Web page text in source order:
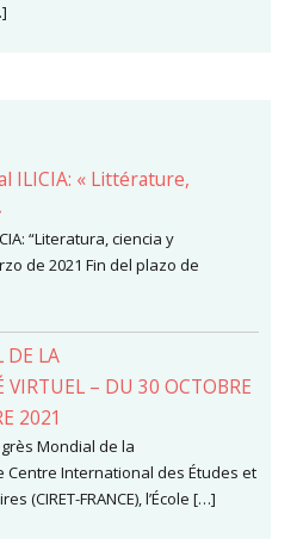
ILICIA: « Littérature,
“Literatura, ciencia y
de 2021 Fin del plazo de
DE LA
– DU 30 OCTOBRE
2021
Mondial de la
Centre International des Études et
(CIRET-FRANCE), l’École […]